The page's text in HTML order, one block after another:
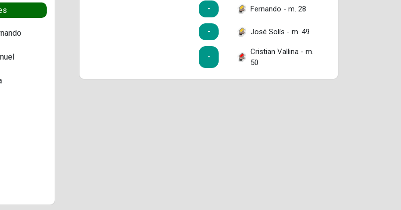
- Fernando - m. 28
- José Solís - m. 49
-
Cristian Vallina - m.
50